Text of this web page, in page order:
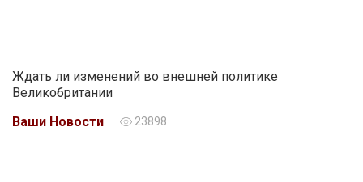
Ждать ли изменений во внешней политике
Великобритании
Ваши Новости
23898